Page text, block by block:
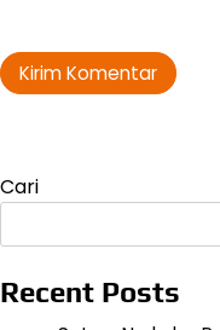
Cari
Recent Posts